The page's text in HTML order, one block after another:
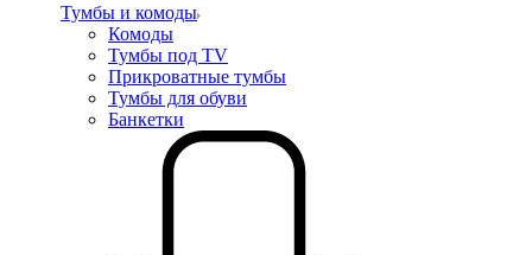
Тумбы и комоды
Комоды
Тумбы под TV
Прикроватные тумбы
Тумбы для обуви
Банкетки